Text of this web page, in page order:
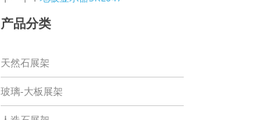
产品分类
天然石展架
玻璃-大板展架